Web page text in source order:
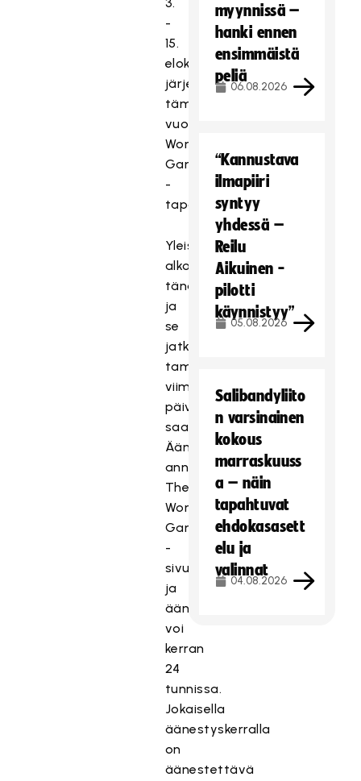
-
15.
elokuuta
järjestettävään
tämän
vuoden
World
Games
-
tapahtumaan.
Yleisöäänestys
alkoi
tänään,
ja
se
jatkuu
tammikuun
viimeiseen
päivään
saakka.
Äänet
annetaan
The
World
Games
-
sivulla,
ja
äänestää
voi
kerran
24
tunnissa.
Jokaisella
äänestyskerralla
on
äänestettävä
myynnissä –
hanki ennen
ensimmäistä
peliä
06.08.2026
“Kannustava
ilmapiiri
syntyy
yhdessä –
Reilu
Aikuinen -
pilotti
käynnistyy”
05.08.2026
Salibandyliito
n varsinainen
kokous
marraskuuss
a – näin
tapahtuvat
ehdokasasett
elu ja
valinnat
04.08.2026